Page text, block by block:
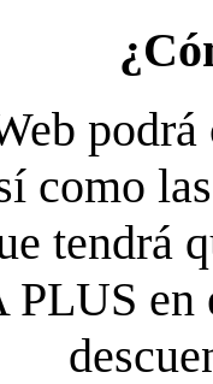
como
tendrá
en